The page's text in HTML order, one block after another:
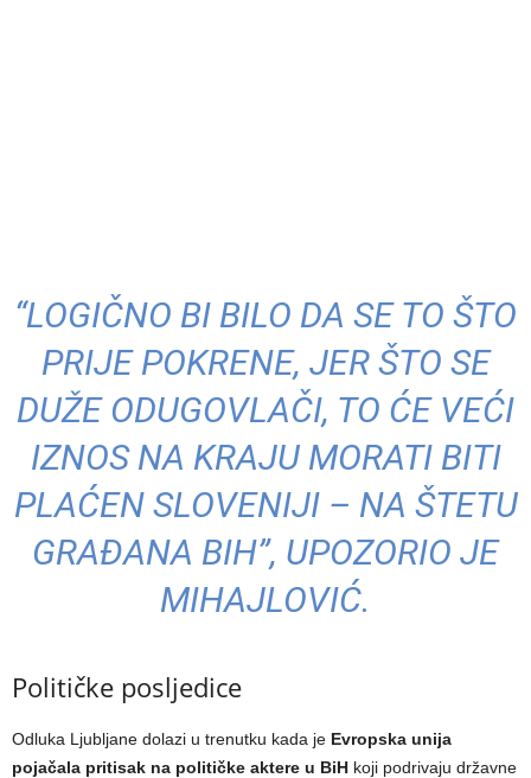
“LOGIČNO BI BILO DA SE TO ŠTO
PRIJE POKRENE, JER ŠTO SE
DUŽE ODUGOVLAČI, TO ĆE VEĆI
IZNOS NA KRAJU MORATI BITI
PLAĆEN SLOVENIJI – NA ŠTETU
GRAĐANA BIH”, UPOZORIO JE
MIHAJLOVIĆ.
Političke posljedice
Odluka Ljubljane dolazi u trenutku kada je Evropska unija
pojačala pritisak na političke aktere u BiH koji podrivaju državne